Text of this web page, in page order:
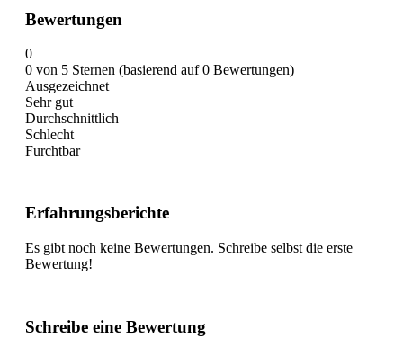
Bewertungen
0
0 von 5 Sternen (basierend auf 0 Bewertungen)
Ausgezeichnet
Sehr gut
Durchschnittlich
Schlecht
Furchtbar
Erfahrungsberichte
Es gibt noch keine Bewertungen. Schreibe selbst die erste
Bewertung!
Schreibe eine Bewertung